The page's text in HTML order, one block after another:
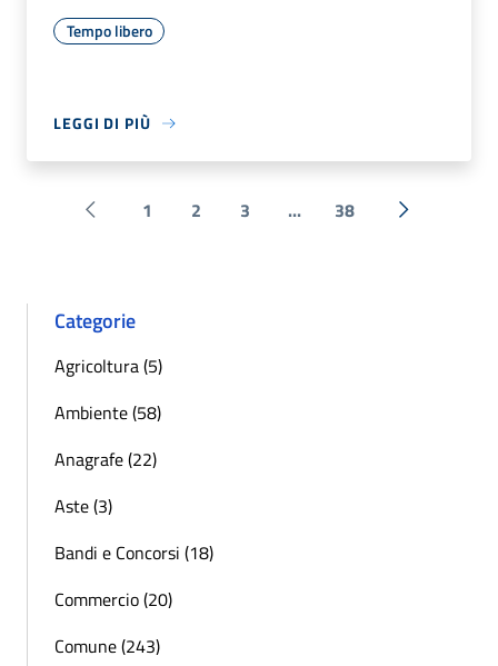
Tempo libero
LEGGI DI PIÙ
Pagina precedente
1 2 3 ... 38 Successiva
Categorie
Agricoltura (5)
Ambiente (58)
Anagrafe (22)
Aste (3)
Bandi e Concorsi (18)
Commercio (20)
Comune (243)